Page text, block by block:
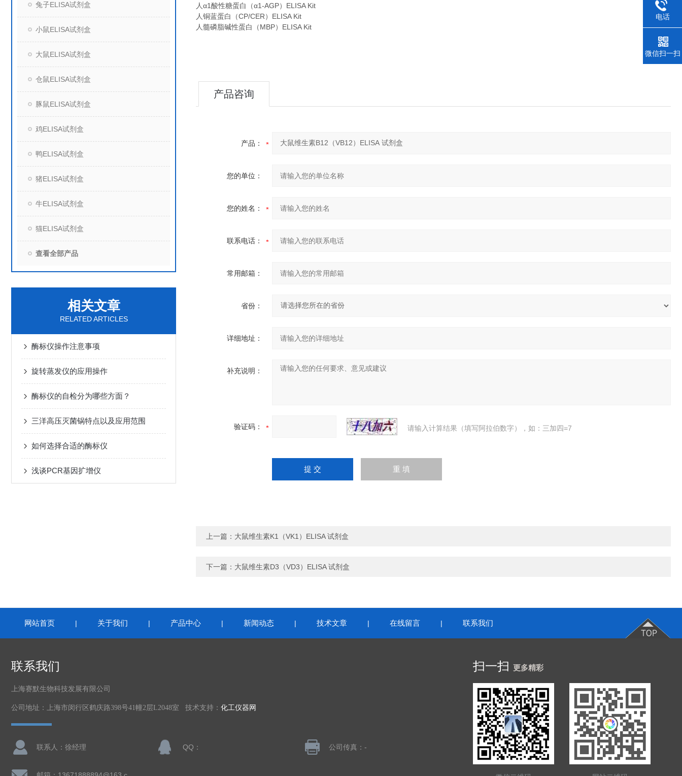
兔子ELISA试剂盒
小鼠ELISA试剂盒
大鼠ELISA试剂盒
仓鼠ELISA试剂盒
豚鼠ELISA试剂盒
鸡ELISA试剂盒
鸭ELISA试剂盒
猪ELISA试剂盒
牛ELISA试剂盒
猫ELISA试剂盒
查看全部产品
相关文章
RELATED ARTICLES
酶标仪操作注意事项
旋转蒸发仪的应用操作
酶标仪的自检分为哪些方面？
三洋高压灭菌锅特点以及应用范围
如何选择合适的酶标仪
浅谈PCR基因扩增仪
人α1酸性糖蛋白（α1-AGP）ELISA Kit
人铜蓝蛋白（CP/CER）ELISA Kit
人髓磷脂碱性蛋白（MBP）ELISA Kit
产品咨询
产品：
您的单位：
您的姓名：
联系电话：
常用邮箱：
省份：
详细地址：
补充说明：
验证码： 请输入计算结果（填写阿拉伯数字），如：三加四=7
上一篇： 大鼠维生素K1（VK1）ELISA 试剂盒
下一篇： 大鼠维生素D3（VD3）ELISA 试剂盒
网站首页 | 关于我们 | 产品中心 | 新闻动态 | 技术文章 | 在线留言 | 联系我们
联系我们
上海赛默生物科技发展有限公司
公司地址：上海市闵行区鹤庆路398号41幢2层L2048室 技术支持： 化工仪器网
联系人：徐经理 QQ： 公司传真：-
扫一扫 更多精彩
电话
微信扫一扫